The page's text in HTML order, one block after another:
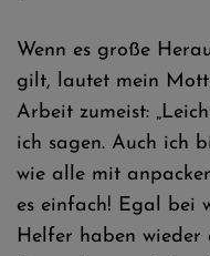
Wenn es große
gilt, lautet mein
Arbeit zumeist:
ich sagen. Auch ich
wie alle mit
es einfach! Egal bei
Helfer haben wieder